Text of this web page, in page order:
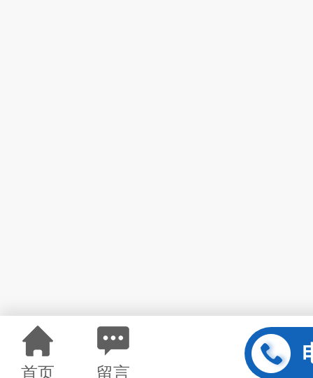
首页 留言